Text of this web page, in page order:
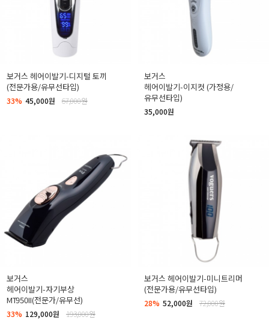
보거스 헤어이발기-디지털 토끼
(전문가용/유무선타입)
33% 45,000원 67,000원
보거스
헤어이발기-이지컷 (가정용/
유무선타입)
35,000원
보거스
헤어이발기-자기부상
MT950II(전문가/유무선)
33% 129,000원 193,000원
보거스 헤어이발기-미니트리머
(전문가용/유무선타입)
28% 52,000원 72,000원